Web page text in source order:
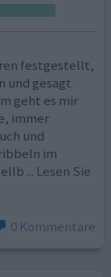
festgestellt,
und gesagt
geht es mir
immer
und
im
... Lesen Sie
0 Kommentare